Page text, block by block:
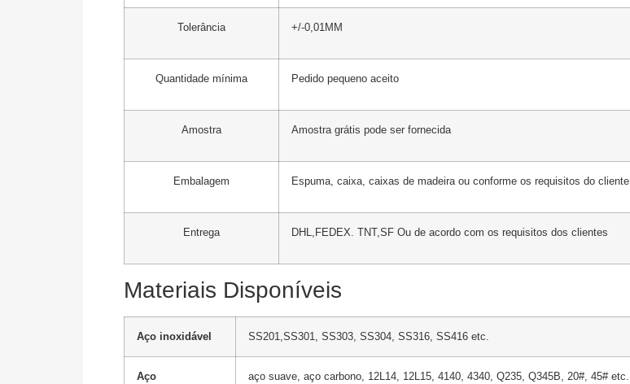
Tolerância +/-0,01MM
Quantidade mínima Pedido pequeno aceito
Amostra Amostra grátis pode ser fornecida
Embalagem Espuma, caixa, caixas de madeira ou conforme os requisitos do cliente
Entrega DHL,FEDEX. TNT,SF Ou de acordo com os requisitos dos clientes
Materiais Disponíveis
Aço inoxidável SS201,SS301, SS303, SS304, SS316, SS416 etc.
Aço aço suave, aço carbono, 12L14, 12L15, 4140, 4340, Q235, Q345B, 20#, 45# etc.